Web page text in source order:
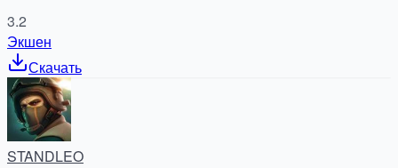
3.2
Экшен
Скачать
STANDLEO